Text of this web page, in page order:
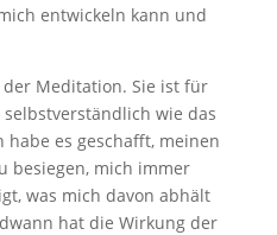
entwickeln kann und
Meditation. Sie ist für
wie das
es geschafft, meinen
besiegen, mich immer
was mich davon abhält
hat die Wirkung der